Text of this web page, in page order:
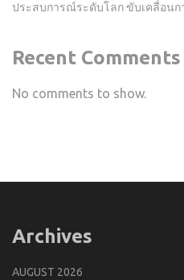
ประสบการณ์ระดับโลก ขับเคลื่อนก
Recent Comments
No comments to show.
Archives
AUGUST 2026